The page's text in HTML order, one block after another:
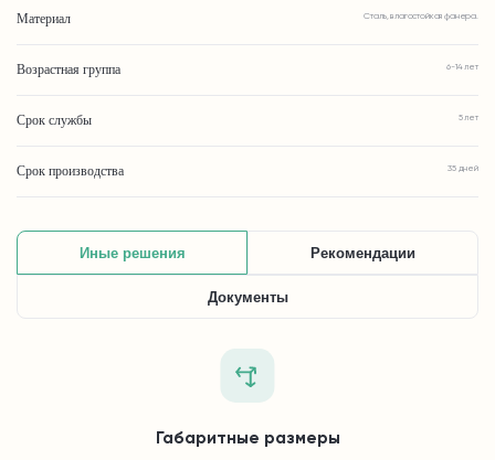
Материал Сталь, влагостойкая фанера.
Возрастная группа 6-14 лет
Срок службы 5 лет
Срок производства 35 дней
Иные решения Рекомендации
Документы
Габаритные размеры